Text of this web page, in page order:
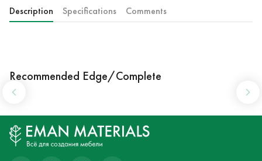
Description Specifications Comments
Recommended Edge/Complete